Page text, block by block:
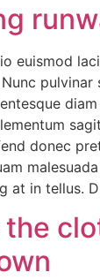
euismod
pulvinar
donec
at in tellus.